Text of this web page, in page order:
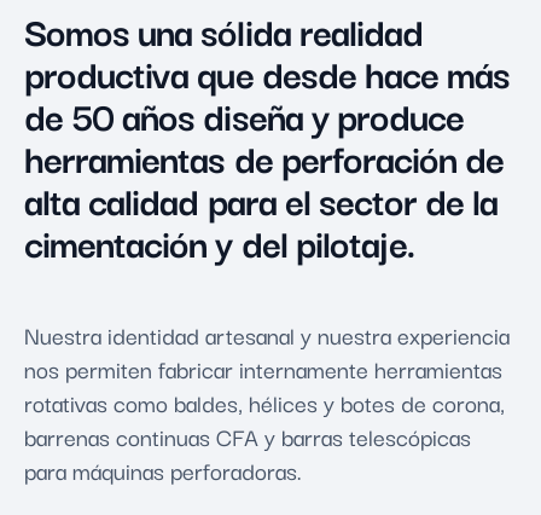
Somos una sólida realidad
productiva que desde hace más
de 50 años diseña y produce
herramientas de perforación de
alta calidad para el sector de la
cimentación y del pilotaje.
Nuestra identidad artesanal y nuestra experiencia
nos permiten fabricar internamente herramientas
rotativas como baldes, hélices y botes de corona,
barrenas continuas CFA y barras telescópicas
para máquinas perforadoras.